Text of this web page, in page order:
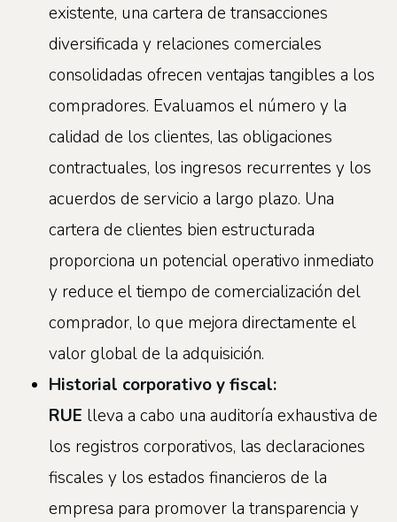
existente, una cartera de transacciones
diversificada y relaciones comerciales
consolidadas ofrecen ventajas tangibles a los
compradores. Evaluamos el número y la
calidad de los clientes, las obligaciones
contractuales, los ingresos recurrentes y los
acuerdos de servicio a largo plazo. Una
cartera de clientes bien estructurada
proporciona un potencial operativo inmediato
y reduce el tiempo de comercialización del
comprador, lo que mejora directamente el
valor global de la adquisición.
Historial corporativo y fiscal:
RUE lleva a cabo una auditoría exhaustiva de
los registros corporativos, las declaraciones
fiscales y los estados financieros de la
empresa para promover la transparencia y